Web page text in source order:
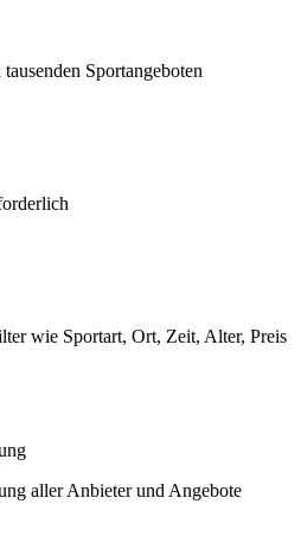
Sportangeboten
wie Sportart, Ort, Zeit, Alter, Preis
aller Anbieter und Angebote